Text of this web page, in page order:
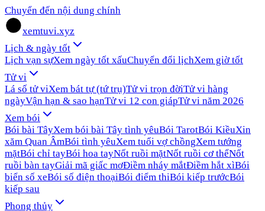
Chuyển đến nội dung chính
xemtuvi.xyz
Lịch & ngày tốt
Lịch vạn sựXem ngày tốt xấuChuyển đổi lịchXem giờ tốt
Tử vi
Lá số tử viXem bát tự (tứ trụ)Tử vi trọn đờiTử vi hàng
ngàyVận hạn & sao hạnTử vi 12 con giápTử vi năm 2026
Xem bói
Bói bài TâyXem bói bài Tây tình yêuBói TarotBói KiềuXin
xăm Quan ÂmBói tình yêuXem tuổi vợ chồngXem tướng
mặtBói chỉ tayBói hoa tayNốt ruồi mặtNốt ruồi cơ thểNốt
ruồi bàn tayGiải mã giấc mơĐiềm nháy mắtĐiềm hắt xìBói
biển số xeBói số điện thoạiBói điểm thiBói kiếp trướcBói
kiếp sau
Phong thủy